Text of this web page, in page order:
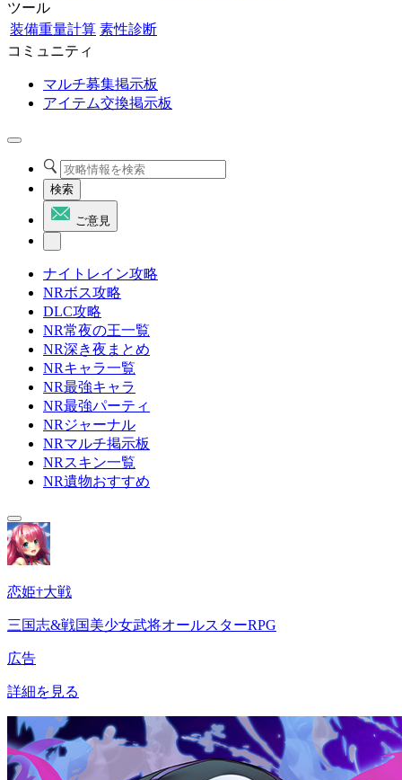
ツール
装備重量計算 素性診断
コミュニティ
マルチ募集掲示板
アイテム交換掲示板
検索
ご意見
ナイトレイン攻略
NRボス攻略
DLC攻略
NR常夜の王一覧
NR深き夜まとめ
NRキャラ一覧
NR最強キャラ
NR最強パーティ
NRジャーナル
NRマルチ掲示板
NRスキン一覧
NR遺物おすすめ
恋姫†大戦
三国志&戦国美少女武将オールスターRPG
広告
詳細を見る